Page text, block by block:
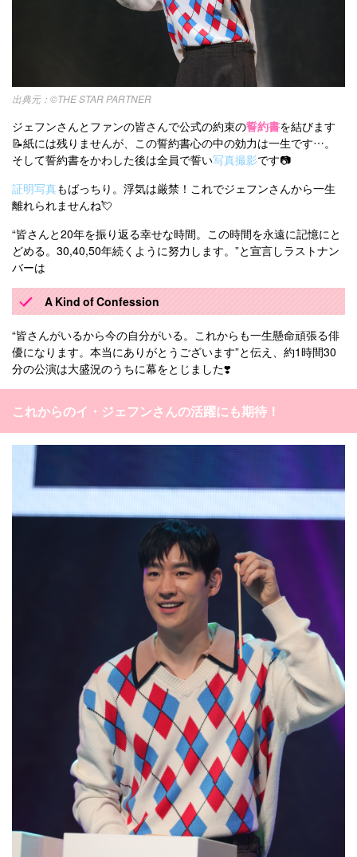
©THE STAR PARTNER
ジェフンさんとファンの皆さんで公式の約束の誓約書を結びます
📝紙には残りませんが、この誓約書心の中の効力は一生です…。
そして誓約書をかわした後は全員で誓い写真撮影です📷
証明写真もばっちり。浮気は厳禁！これでジェフンさんから一生
離れられませんね💘
“皆さんと20年を振り返る幸せな時間。この時間を永遠に記憶にと
どめる。30,40,50年続くように努力します。”と宣言しラストナン
バーは
A Kind of Confession
“皆さんがいるから今の自分がいる。これからも一生懸命頑張る俳
優になります。本当にありがとうございます”と伝え、約1時間30
分の公演は大盛況のうちに幕をとじました❣️
これからのイ・ジェフンさんの活躍にも期待！